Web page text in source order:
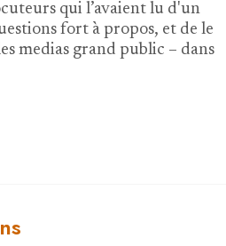
qui l’avaient lu d'un
fort à propos, et de le
medias grand public – dans